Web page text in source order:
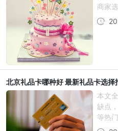
商家
北京礼品卡哪种好 最新礼品卡选择
本文
缺点
等热